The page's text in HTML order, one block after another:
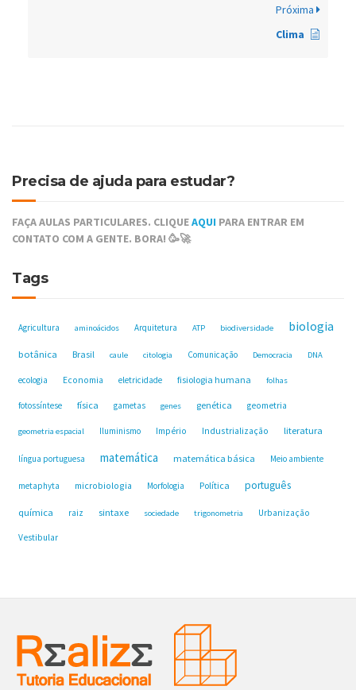
Próxima
Clima
Precisa de ajuda para estudar?
FAÇA AULAS PARTICULARES. CLIQUEAQUI PARA ENTRAR EM
CONTATO COM A GENTE. BORA! 🥳🚀
Tags
Agricultura aminoácidos Arquitetura ATP biodiversidade biologia
botânica Brasil caule citologia Comunicação Democracia DNA
ecologia Economia eletricidade fisiologia humana folhas
fotossíntese física gametas genes genética geometria
geometria espacial Iluminismo Império Industrialização literatura
língua portuguesa matemática matemática básica Meio ambiente
metaphyta microbiologia Morfologia Política português
química raiz sintaxe sociedade trigonometria Urbanização
Vestibular